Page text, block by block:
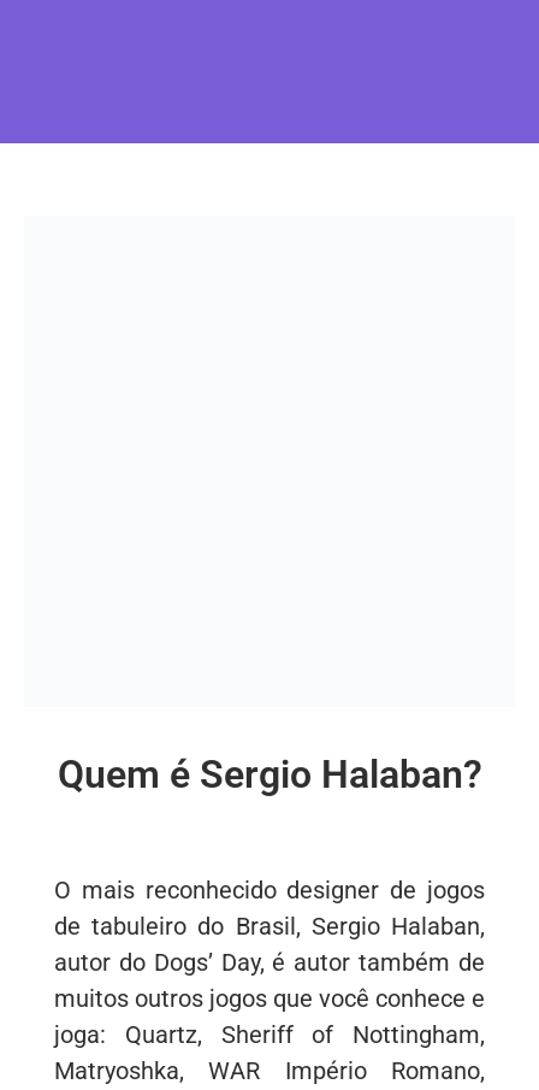
Quem é Sergio Halaban?
O mais reconhecido designer de jogos
de tabuleiro do Brasil, Sergio Halaban,
autor do Dogs’ Day, é autor também de
muitos outros jogos que você conhece e
joga: Quartz, Sheriff of Nottingham,
Matryoshka, WAR Império Romano,